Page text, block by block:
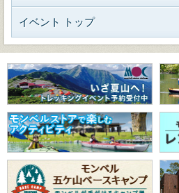
イベント トップ